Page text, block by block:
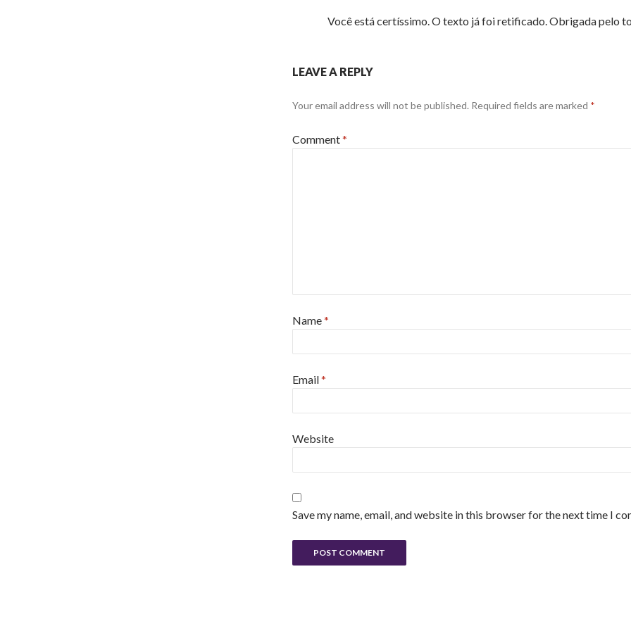
Você está certíssimo. O texto já foi retificado. Obrigada pelo
LEAVE A REPLY
Your email address will not be published. Required fields are marked *
Comment*
Name*
Email*
Website
Save my name, email, and website in this browser for the next time I